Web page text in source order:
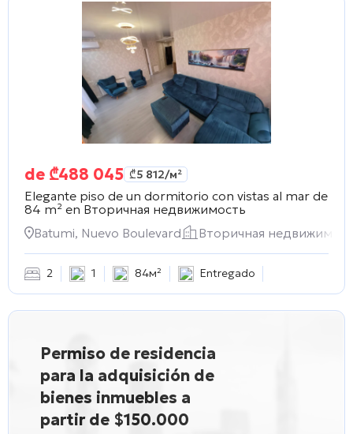
de ₾488 045 ₾5 812/м²
Elegante piso de un dormitorio con vistas al mar de
84 m² en Вторичная недвижимость
Batumi, Nuevo Boulevard
Вторичная
2 1 84м² Entregado
Permiso de residencia
para la adquisición de
bienes inmuebles a
partir de $150.000